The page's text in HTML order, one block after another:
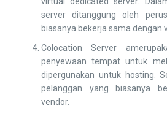
server ditanggung oleh
biasanya bekerja sama dengan
Colocation Server
penyewaan tempat untuk
dipergunakan untuk hosting.
pelanggan yang biasanya
vendor.